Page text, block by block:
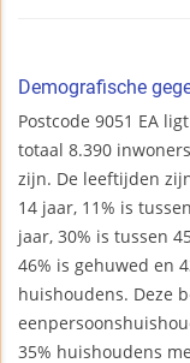
Demografische
Postcode 9051 EA
totaal 8.390
zijn. De leeftijden
14 jaar, 11% is
jaar, 30% is tussen
46% is gehuwed en
huishoudens. Deze
35% huishoudens